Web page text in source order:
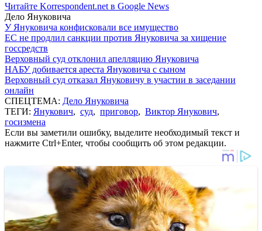
Читайте Korrespondent.net в Google News
Дело Януковича
У Януковича конфисковали все имущество
ЕС не продлил санкции против Януковича за хищение
госсредств
Верховный суд отклонил апелляцию Януковича
НАБУ добивается ареста Януковича с сыном
Верховный суд отказал Януковичу в участии в заседании
онлайн
СПЕЦТЕМА: Дело Януковича
ТЕГИ: Янукович, суд, приговор, Виктор Янукович,
госизмена
Если вы заметили ошибку, выделите необходимый текст и
нажмите Ctrl+Enter, чтобы сообщить об этом редакции.